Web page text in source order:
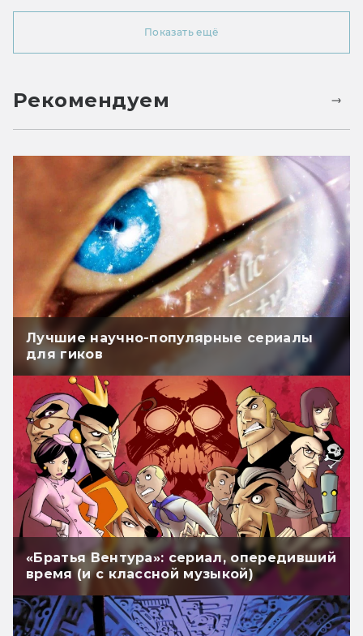
Показать ещё
Рекомендуем
Лучшие научно-популярные сериалы
для гиков
«Братья Вентура»: сериал, опередивший
время (и с классной музыкой)